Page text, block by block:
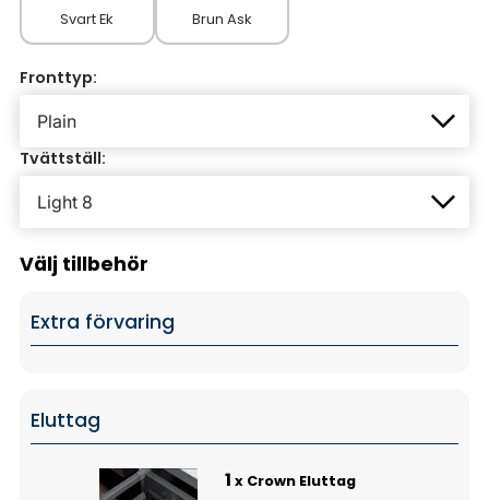
Svart Ek Brun Ask
Fronttyp:
Tvättställ:
Välj tillbehör
Extra förvaring
Eluttag
1 x Crown Eluttag